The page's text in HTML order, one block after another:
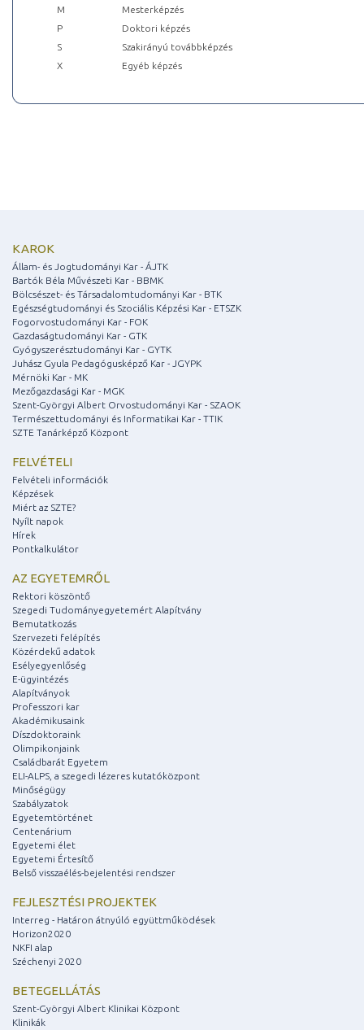
M
Mesterképzés
P
Doktori képzés
S
Szakirányú továbbképzés
X
Egyéb képzés
KAROK
Állam- és Jogtudományi Kar - ÁJTK
Bartók Béla Művészeti Kar - BBMK
Bölcsészet- és Társadalomtudományi Kar - BTK
Egészségtudományi és Szociális Képzési Kar - ETSZK
Fogorvostudományi Kar - FOK
Gazdaságtudományi Kar - GTK
Gyógyszerésztudományi Kar - GYTK
Juhász Gyula Pedagógusképző Kar - JGYPK
Mérnöki Kar - MK
Mezőgazdasági Kar - MGK
Szent-Györgyi Albert Orvostudományi Kar - SZAOK
Természettudományi és Informatikai Kar - TTIK
SZTE Tanárképző Központ
FELVÉTELI
Felvételi információk
Képzések
Miért az SZTE?
Nyílt napok
Hírek
Pontkalkulátor
AZ EGYETEMRŐL
Rektori köszöntő
Szegedi Tudományegyetemért Alapítvány
Bemutatkozás
Szervezeti felépítés
Közérdekű adatok
Esélyegyenlőség
E-ügyintézés
Alapítványok
Professzori kar
Akadémikusaink
Díszdoktoraink
Olimpikonjaink
Családbarát Egyetem
ELI-ALPS, a szegedi lézeres kutatóközpont
Minőségügy
Szabályzatok
Egyetemtörténet
Centenárium
Egyetemi élet
Egyetemi Értesítő
Belső visszaélés-bejelentési rendszer
FEJLESZTÉSI PROJEKTEK
Interreg - Határon átnyúló együttműködések
Horizon2020
NKFI alap
Széchenyi 2020
BETEGELLÁTÁS
Szent-Györgyi Albert Klinikai Központ
Klinikák